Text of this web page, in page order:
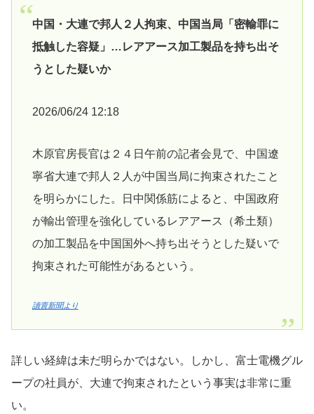
中国・大連で邦人２人拘束、中国当局「密輸罪に
抵触した容疑」…レアアース加工製品を持ち出そ
うとした疑いか
2026/06/24 12:18
木原官房長官は２４日午前の記者会見で、中国遼
寧省大連で邦人２人が中国当局に拘束されたこと
を明らかにした。日中関係筋によると、中国政府
が輸出管理を強化しているレアアース（希土類）
の加工製品を中国国外へ持ち出そうとした疑いで
拘束された可能性があるという。
讀賣新聞より
詳しい経緯は未だ明らかではない。しかし、富士電機グル
ープの社員が、大連で拘束されたという事実は非常に重
い。